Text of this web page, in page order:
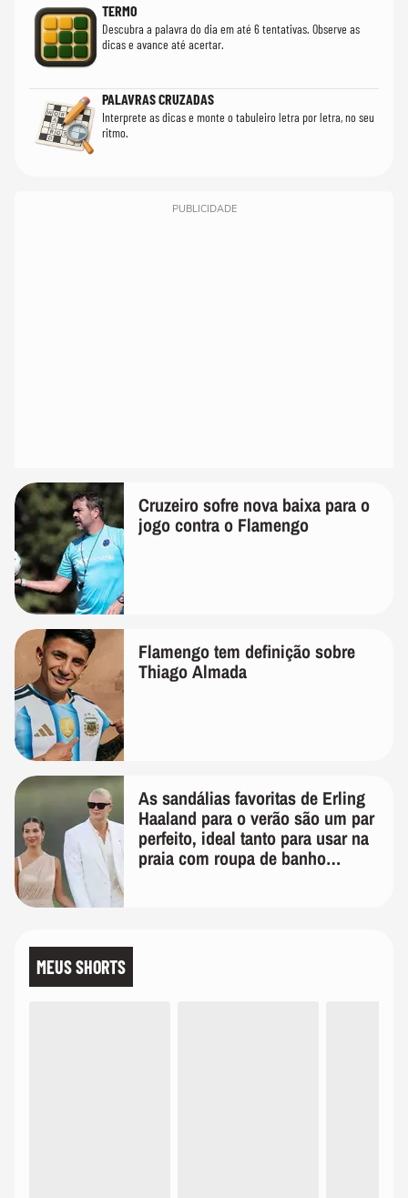
TERMO
Descubra a palavra do dia em até 6 tentativas. Observe as
dicas e avance até acertar.
PALAVRAS CRUZADAS
Interprete as dicas e monte o tabuleiro letra por letra, no seu
ritmo.
PUBLICIDADE
Cruzeiro sofre nova baixa para o
jogo contra o Flamengo
Flamengo tem definição sobre
Thiago Almada
As sandálias favoritas de Erling
Haaland para o verão são um par
perfeito, ideal tanto para usar na
praia com roupa de banho
MEUS SHORTS